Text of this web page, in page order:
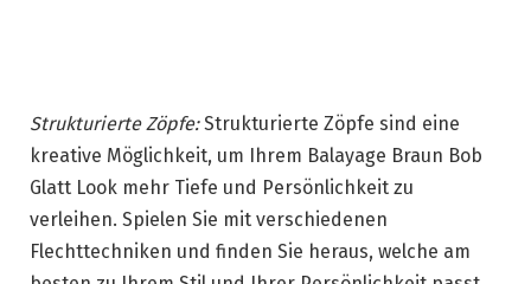
Strukturierte Zöpfe:Strukturierte Zöpfe sind eine
kreative Möglichkeit, um Ihrem Balayage Braun Bob
Glatt Look mehr Tiefe und Persönlichkeit zu
verleihen. Spielen Sie mit verschiedenen
Flechttechniken und finden Sie heraus, welche am